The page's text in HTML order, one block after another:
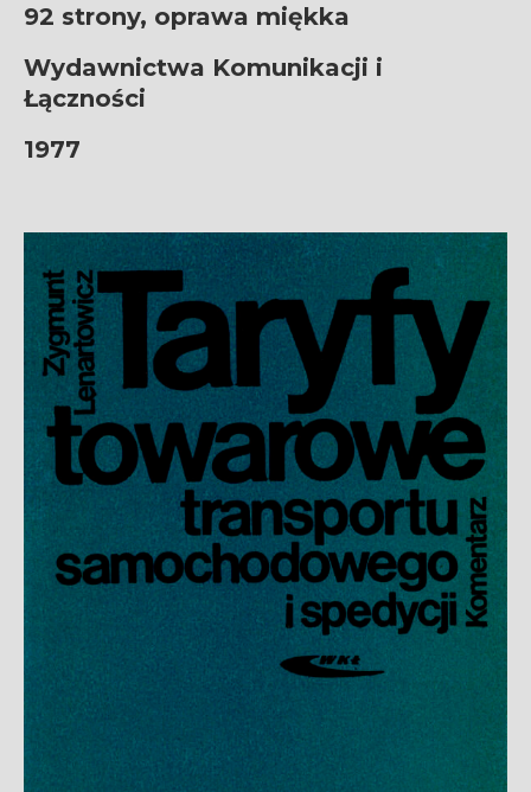
92 strony, oprawa miękka
Wydawnictwa Komunikacji i
Łączności
1977